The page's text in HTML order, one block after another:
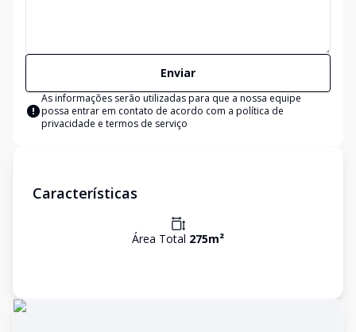
Enviar
As informações serão utilizadas para que a nossa equipe
possa entrar em contato de acordo com a política de
privacidade e termos de serviço
Características
Área Total 275m²